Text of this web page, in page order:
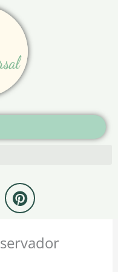
P
i
n
t
e